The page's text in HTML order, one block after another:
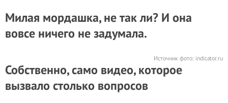
Милая мордашка, не так ли? И она
вовсе ничего не задумала.
Источник фото: indicator.ru
Собственно, само видео, которое
вызвало столько вопросов